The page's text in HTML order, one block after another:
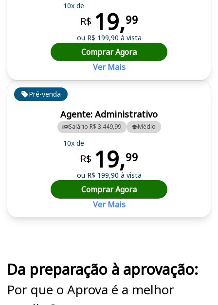
Pré-venda
Agente: Administrativo
Salário R$ 3.449,99 Médio
10x de
R$ 19,99
ou R$ 199,90 à vista
Comprar Agora
Ver Mais
10x de
R$ 19,99
ou R$ 199,90 à vista
Comprar Agora
Ver Mais
Da preparação à aprovação:
Por que o Aprova é a melhor